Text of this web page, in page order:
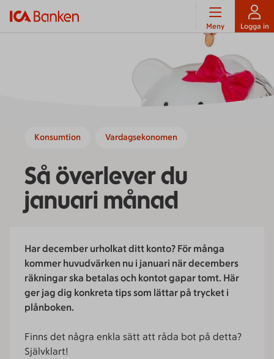
Meny Logga in
Konsumtion Vardagsekonomen
Så överlever du
januari månad
Har december urholkat ditt konto? För många
kommer huvudvärken nu i januari när decembers
räkningar ska betalas och kontot gapar tomt. Här
ger jag dig konkreta tips som lättar på trycket i
plånboken.
Finns det några enkla sätt att råda bot på detta?
Självklart!